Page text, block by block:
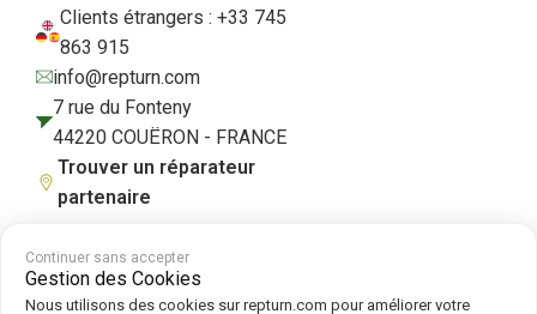
Clients étrangers : +33 745
863 915
info@repturn.com
7 rue du Fonteny
44220 COUËRON - FRANCE
Trouver un réparateur
partenaire
CGV| Mentions légales Politique de confidentialité |Cookies
Continuer sans accepter
Gestion des Cookies
Nous utilisons des cookies sur repturn.com pour améliorer votre